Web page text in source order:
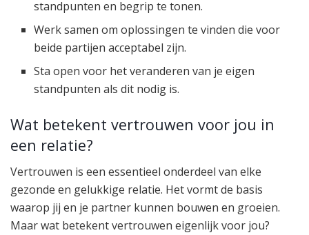
standpunten en begrip te tonen.
Werk samen om oplossingen te vinden die voor
beide partijen acceptabel zijn.
Sta open voor het veranderen van je eigen
standpunten als dit nodig is.
Wat betekent vertrouwen voor jou in
een relatie?
Vertrouwen is een essentieel onderdeel van elke
gezonde en gelukkige relatie. Het vormt de basis
waarop jij en je partner kunnen bouwen en groeien.
Maar wat betekent vertrouwen eigenlijk voor jou?